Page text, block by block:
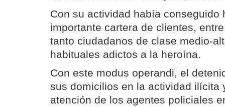
Con su actividad había conseguido
importante cartera de clientes,
tanto ciudadanos de clase medio-
habituales adictos a la heroína.
Con este modus operandi, el
sus domicilios en la actividad ilícita
atención de los agentes policiales